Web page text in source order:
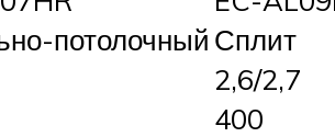
потолочный Сплит
2,6/2,7
400